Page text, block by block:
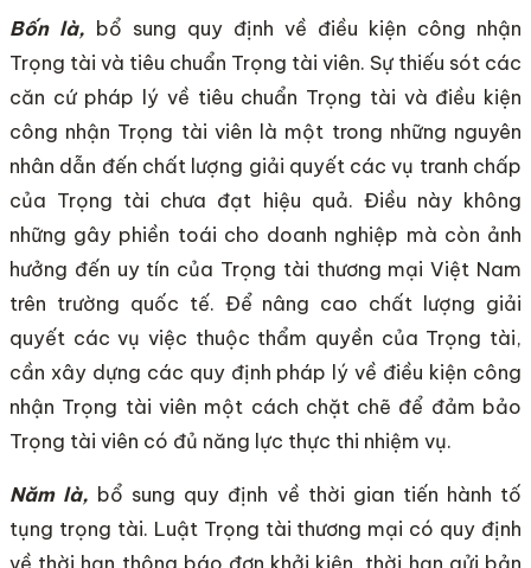
Bốn là, bổ sung quy định về điều kiện công nhận
Trọng tài và tiêu chuẩn Trọng tài viên. Sự thiếu sót các
căn cứ pháp lý về tiêu chuẩn Trọng tài và điều kiện
công nhận Trọng tài viên là một trong những nguyên
nhân dẫn đến chất lượng giải quyết các vụ tranh chấp
của Trọng tài chưa đạt hiệu quả. Điều này không
những gây phiền toái cho doanh nghiệp mà còn ảnh
hưởng đến uy tín của Trọng tài thương mại Việt Nam
trên trường quốc tế. Để nâng cao chất lượng giải
quyết các vụ việc thuộc thẩm quyền của Trọng tài,
cần xây dựng các quy định pháp lý về điều kiện công
nhận Trọng tài viên một cách chặt chẽ để đảm bảo
Trọng tài viên có đủ năng lực thực thi nhiệm vụ.
Năm là, bổ sung quy định về thời gian tiến hành tố
tụng trọng tài. Luật Trọng tài thương mại có quy định
về thời hạn thông báo đơn khởi kiện, thời hạn gửi bản